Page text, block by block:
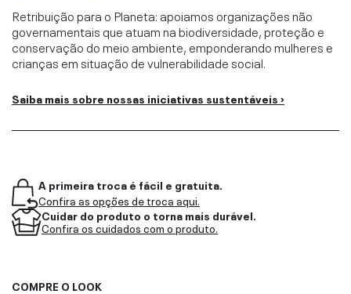
Retribuição para o Planeta: apoiamos organizações não
governamentais que atuam na biodiversidade, proteção e
conservação do meio ambiente, emponderando mulheres e
crianças em situação de vulnerabilidade social.
Saiba mais sobre nossas iniciativas sustentáveis ›
A primeira troca é fácil e gratuita.
Confira as opções de troca aqui.
Cuidar do produto o torna mais durável.
Confira os cuidados com o produto.
COMPRE O LOOK